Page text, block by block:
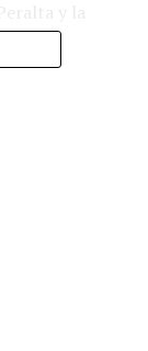
transporte